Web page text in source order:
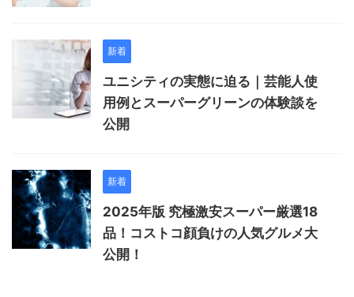
新着
ユニシティの実態に迫る｜芸能人使
用例とスーパーグリーンの体験談を
公開
新着
2025年版 究極激安スーパー厳選18
品！コストコ顔負けの人気グルメ大
公開！